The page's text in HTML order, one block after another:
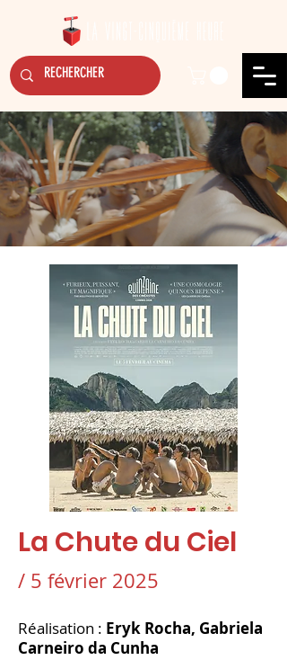
La Chute du Ciel
/ 5 février 2025
Réalisation : Eryk Rocha, Gabriela
Carneiro da Cunha